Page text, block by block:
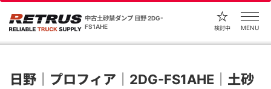
中古土砂禁ダンプ 日野 2DG-
FS1AHE
検討中 MENU
日野｜プロフィア｜2DG-FS1AHE｜土砂